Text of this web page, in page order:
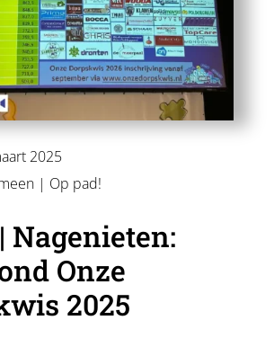
2025
| Op pad!
Nagenieten:
Onze
2025